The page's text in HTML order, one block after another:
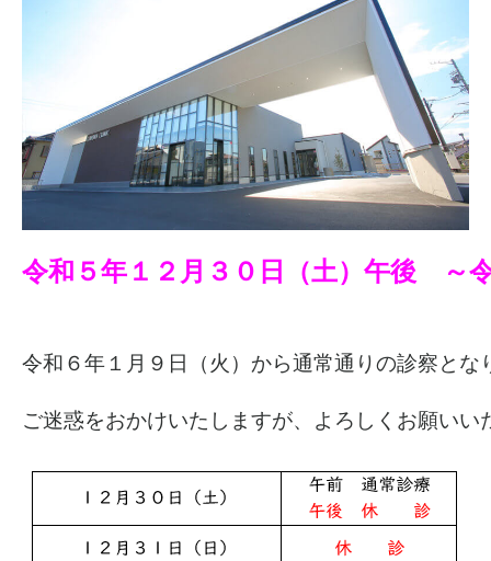
令和５年１２月３０日（土）午後　～
令和６年１月９日（火）から通常通りの診察とな
ご迷惑をおかけいたしますが、よろしくお願いい